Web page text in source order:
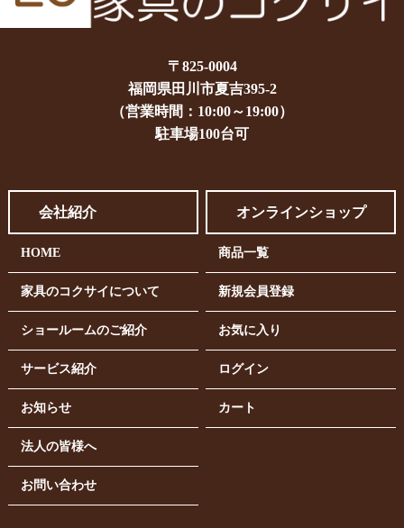
〒825-0004
福岡県田川市夏吉395-2
（営業時間：10:00～19:00）
駐車場100台可
会社紹介
HOME
家具のコクサイについて
ショールームのご紹介
サービス紹介
お知らせ
法人の皆様へ
お問い合わせ
オンラインショップ
商品一覧
新規会員登録
お気に入り
ログイン
カート